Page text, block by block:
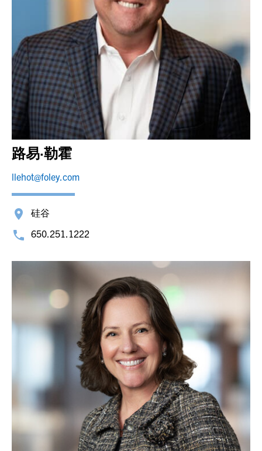
路易·勒霍
llehot@foley.com
硅谷
650.251.1222